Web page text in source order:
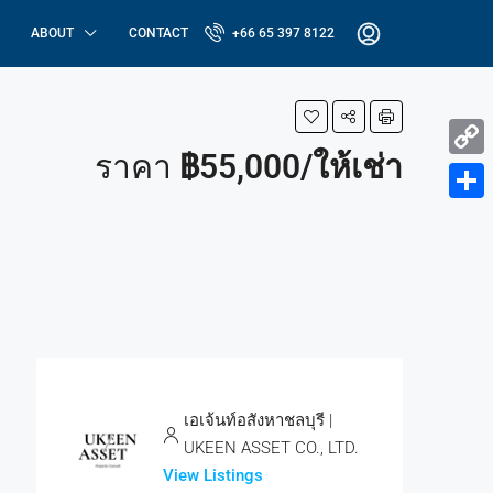
ABOUT CONTACT +66 65 397 8122
ราคา ฿55,000/ให้เช่า
เอเจ้นท์อสังหาชลบุรี |
UKEEN ASSET CO., LTD.
View Listings
Copy